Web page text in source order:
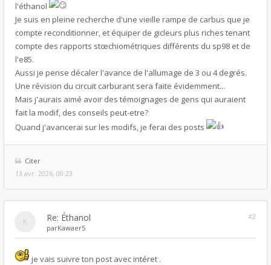
l'éthanol
Je suis en pleine recherche d'une vieille rampe de carbus que je
compte reconditionner, et équiper de gicleurs plus riches tenant
compte des rapports stœchiométriques différents du sp98 et de
l'e85.
Aussi je pense décaler l'avance de l'allumage de 3 ou 4 degrés.
Une révision du circuit carburant sera faite évidemment...
Mais j'aurais aimé avoir des témoignages de gens qui auraient
fait la modif, des conseils peut-etre?
Quand j'avancerai sur les modifs, je ferai des posts
Citer
13 avr. 2026, 00:23
Re: Éthanol
#2
parKawaer5
je vais suivre ton post avec intéret .